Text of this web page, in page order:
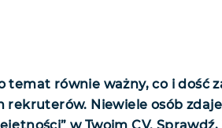
temat równie ważny, co i dość
rekruterów. Niewiele osób